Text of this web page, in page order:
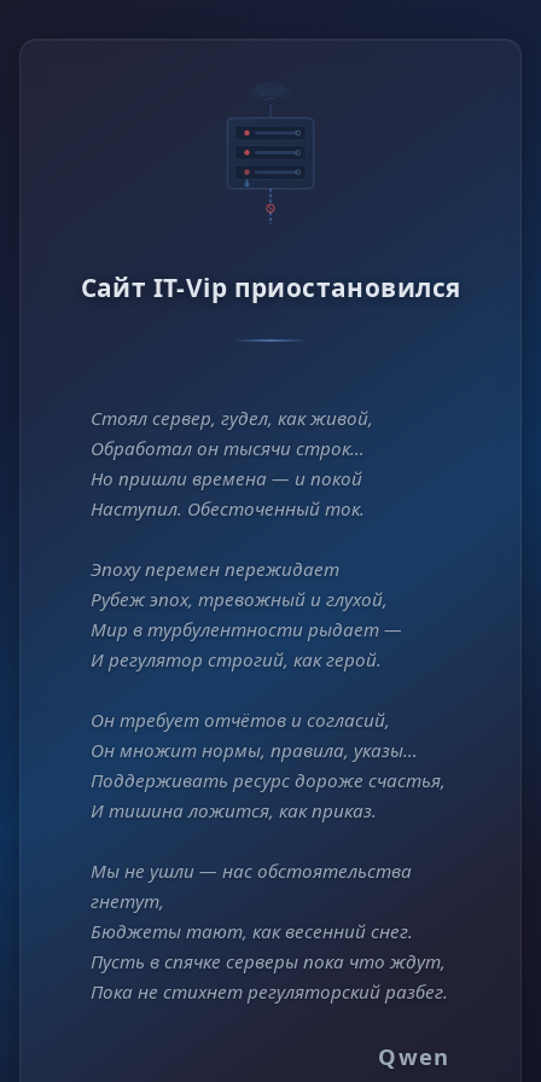
Сайт IT-Vip приостановился
Стоял сервер, гудел, как живой,
Обработал он тысячи строк…
Но пришли времена — и покой
Наступил. Обесточенный ток.
Эпоху перемен пережидает
Рубеж эпох, тревожный и глухой,
Мир в турбулентности рыдает —
И регулятор строгий, как герой.
Он требует отчётов и согласий,
Он множит нормы, правила, указы…
Поддерживать ресурс дороже счастья,
И тишина ложится, как приказ.
Мы не ушли — нас обстоятельства
гнетут,
Бюджеты тают, как весенний снег.
Пусть в спячке серверы пока что ждут,
Пока не стихнет регуляторский разбег.
Qwen